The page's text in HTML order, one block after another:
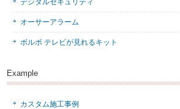
オーサーアラーム
ボルボ テレビが見れるキット
Example
カスタム施工事例